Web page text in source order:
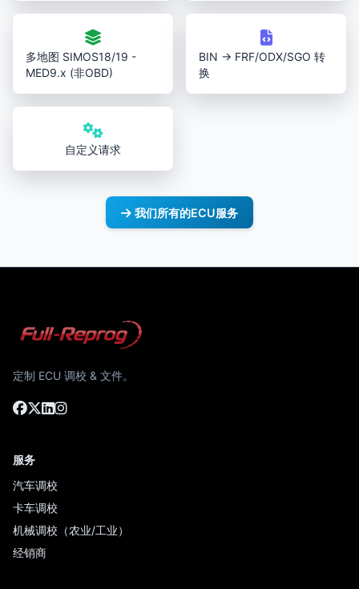
多地图 SIMOS18/19 -
MED9.x (非OBD)
BIN → FRF/ODX/SGO 转
换
自定义请求
我们所有的ECU服务
定制 ECU 调校 & 文件。
服务
汽车调校
卡车调校
机械调校（农业/工业）
经销商